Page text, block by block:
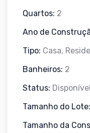
Quartos: 2
Ano de
Tipo: Casa,
Banheiros: 2
Status: Disponível
Tamanho do Lote:
Tamanho da